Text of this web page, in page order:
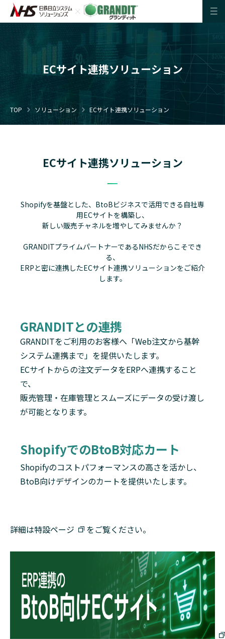
ECサイト連携ソリューション
TOP ソリューション ECサイト連携ソリューション
ECサイト連携ソリューション
Shopifyを基盤とした、 BtoBビジネスで活用できる 自社専
用ECサイトを構築し、
新しい販売チャネルを増やしてみませんか？
GRANDITプライムパートナーであるNHSだからこそでき
る、
ERPと密に連携したECサイト連携ソリューションをご紹介
します。
GRANDITとの連携
GRANDITをご利用のお客様へ「Web注文から基幹
システム連携まで」を提供いたします。
ECサイトからの注文データをERPへ連携すること
で、
販売管理・在庫管理とスムーズにデータの受け渡し
が可能となります。
ShopifyでのBtoB対応カート
Shopifyのコストパフォーマンスの高さを活かし、
BtoB向けデザインのカートを提供いたします。
詳細は特設ページ をご覧ください。